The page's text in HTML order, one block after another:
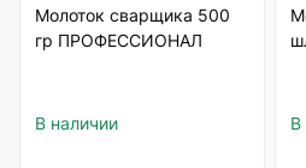
Молоток сварщика 500
гр ПРОФЕССИОНАЛ
В наличии В